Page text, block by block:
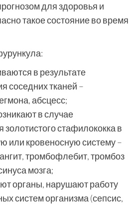
для здоровья и
такое состояние во время
в результате
соседних тканей –
абсцесс;
в случае
золотистого стафилококка в
или кровеносную систему –
тромбофлебит, тромбоз
мозга;
органы, нарушают работу
систем организма (сепсис,